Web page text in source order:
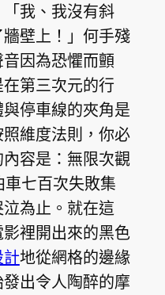
我、我沒有斜
壁上！」何手殘
因為恐懼而顫
第三次元的行
停車線的夾角是
維度法則，你必
容是：無限次觀
七百次失敗集
為止。就在這
裡開出來的黑色
地從網格的邊緣
出令人陶醉的摩